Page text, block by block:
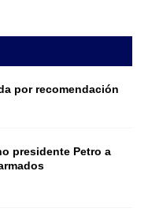
por recomendación
presidente Petro a